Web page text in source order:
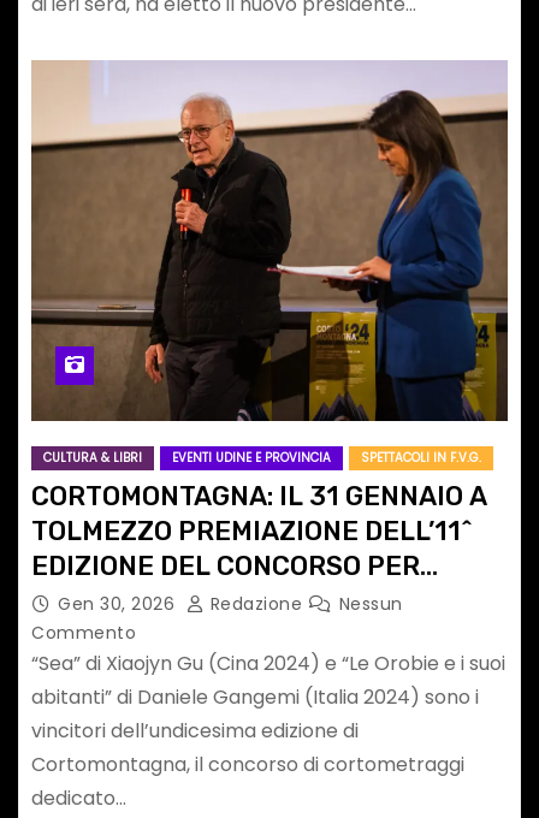
CULTURA & LIBRI EVENTI UDINE E PROVINCIA SPETTACOLI IN F.V.G.
CORTOMONTAGNA: IL 31 GENNAIO A
TOLMEZZO PREMIAZIONE DELL’11^
EDIZIONE DEL CONCORSO PER
CORTOMETRAGGI SULLE TERRE
ALTE
Gen 30, 2026 Redazione
Nessun
Commento
“Sea” di Xiaojyn Gu (Cina 2024) e “Le Orobie e i suoi
abitanti” di Daniele Gangemi (Italia 2024) sono i
vincitori dell’undicesima edizione di
Cortomontagna, il concorso di cortometraggi
dedicato…